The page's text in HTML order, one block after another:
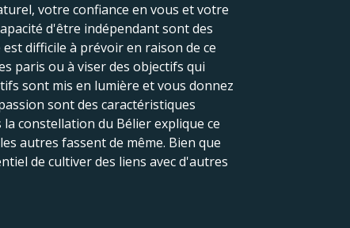
votre confiance en vous et votre
d'être indépendant sont des
difficile à prévoir en raison de ce
paris ou à viser des objectifs qui
sont mis en lumière et vous donnez
sont des caractéristiques
constellation du Bélier explique ce
autres fassent de même. Bien que
de cultiver des liens avec d'autres